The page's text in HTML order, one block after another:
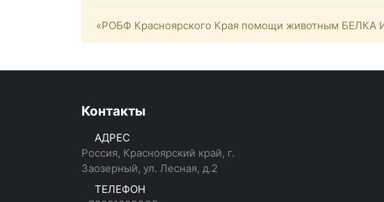
«РОБФ Красноярского Края помощи животным БЕЛКА
Контакты
АДРЕС
Россия, Красноярский край, г.
Заозерный, ул. Лесная, д.2
ТЕЛЕФОН